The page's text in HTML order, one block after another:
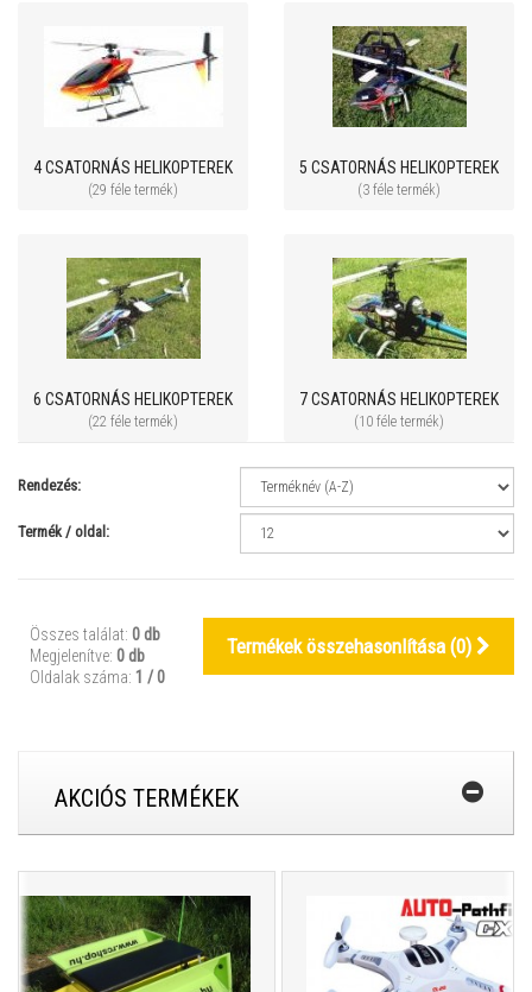
4 CSATORNÁS HELIKOPTEREK
(29 féle termék)
5 CSATORNÁS HELIKOPTEREK
(3 féle termék)
6 CSATORNÁS HELIKOPTEREK
(22 féle termék)
7 CSATORNÁS HELIKOPTEREK
(10 féle termék)
Rendezés:
Termék / oldal:
Összes találat: 0 db
Megjelenítve: 0 db
Oldalak száma: 1 / 0
Termékek összehasonlítása (0)
AKCIÓS TERMÉKEK